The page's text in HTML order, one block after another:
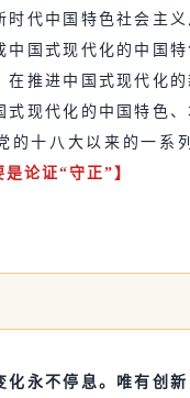
时代中国特色社会主
中国式现代化的中国
在推进中国式现代化
式现代化的中国特色
的十八大以来的一系
论证“守正”】
化永不停息。唯有创